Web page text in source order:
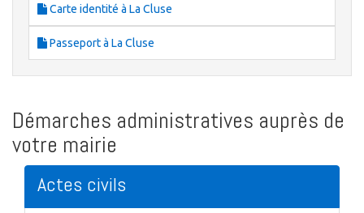
Carte identité à La Cluse
Passeport à La Cluse
Démarches administratives auprès de
votre mairie
Actes civils